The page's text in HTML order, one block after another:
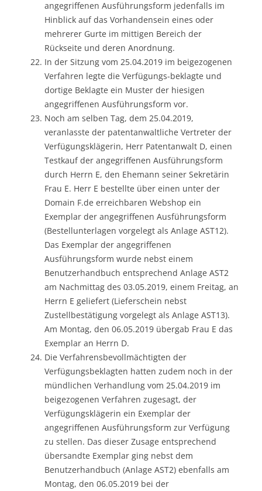
angegriffenen Ausführungsform jedenfalls im
Hinblick auf das Vorhandensein eines oder
mehrerer Gurte im mittigen Bereich der
Rückseite und deren Anordnung.
In der Sitzung vom 25.04.2019 im beigezogenen
Verfahren legte die Verfügungs-beklagte und
dortige Beklagte ein Muster der hiesigen
angegriffenen Ausführungsform vor.
Noch am selben Tag, dem 25.04.2019,
veranlasste der patentanwaltliche Vertreter der
Verfügungsklägerin, Herr Patentanwalt D, einen
Testkauf der angegriffenen Ausführungsform
durch Herrn E, den Ehemann seiner Sekretärin
Frau E. Herr E bestellte über einen unter der
Domain F.de erreichbaren Webshop ein
Exemplar der angegriffenen Ausführungsform
(Bestellunterlagen vorgelegt als Anlage AST12).
Das Exemplar der angegriffenen
Ausführungsform wurde nebst einem
Benutzerhandbuch entsprechend Anlage AST2
am Nachmittag des 03.05.2019, einem Freitag, an
Herrn E geliefert (Lieferschein nebst
Zustellbestätigung vorgelegt als Anlage AST13).
Am Montag, den 06.05.2019 übergab Frau E das
Exemplar an Herrn D.
Die Verfahrensbevollmächtigten der
Verfügungsbeklagten hatten zudem noch in der
mündlichen Verhandlung vom 25.04.2019 im
beigezogenen Verfahren zugesagt, der
Verfügungsklägerin ein Exemplar der
angegriffenen Ausführungsform zur Verfügung
zu stellen. Das dieser Zusage entsprechend
übersandte Exemplar ging nebst dem
Benutzerhandbuch (Anlage AST2) ebenfalls am
Montag, den 06.05.2019 bei der